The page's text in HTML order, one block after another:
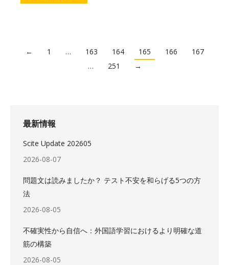
← 1 … 163 164 165 166
167
…
251 →
最新情報
Scite Update 202605
2026-08-07
問題文は読みましたか？ テスト不安を和らげる5つの方
法
2026-08-05
不確実性から自信へ：外国語学習におけるより明確な道
筋の構築
2026-08-05